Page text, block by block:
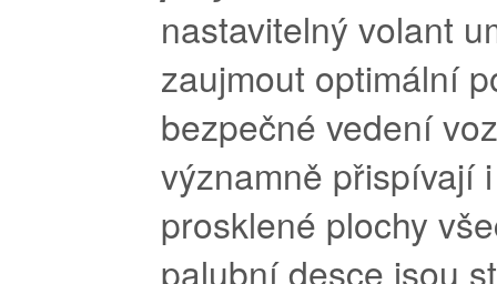
nastavitelný volant
zaujmout optimální
bezpečné vedení
významně přispívají
prosklené plochy
palubní desce jsou